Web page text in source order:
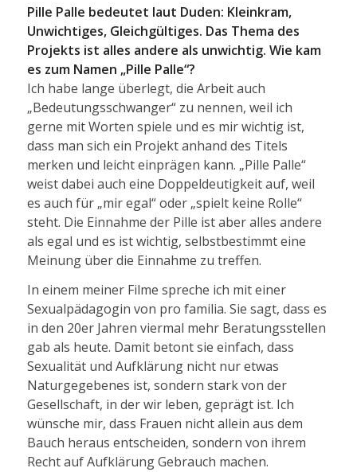
Pille Palle bedeutet laut Duden: Kleinkram,
Unwichtiges, Gleichgültiges. Das Thema des
Projekts ist alles andere als unwichtig. Wie kam
es zum Namen „Pille Palle“?
Ich habe lange überlegt, die Arbeit auch
„Bedeutungsschwanger“ zu nennen, weil ich
gerne mit Worten spiele und es mir wichtig ist,
dass man sich ein Projekt anhand des Titels
merken und leicht einprägen kann. „Pille Palle“
weist dabei auch eine Doppeldeutigkeit auf, weil
es auch für „mir egal“ oder „spielt keine Rolle“
steht. Die Einnahme der Pille ist aber alles andere
als egal und es ist wichtig, selbstbestimmt eine
Meinung über die Einnahme zu treffen.
In einem meiner Filme spreche ich mit einer
Sexualpädagogin von pro familia. Sie sagt, dass es
in den 20er Jahren viermal mehr Beratungsstellen
gab als heute. Damit betont sie einfach, dass
Sexualität und Aufklärung nicht nur etwas
Naturgegebenes ist, sondern stark von der
Gesellschaft, in der wir leben, geprägt ist. Ich
wünsche mir, dass Frauen nicht allein aus dem
Bauch heraus entscheiden, sondern von ihrem
Recht auf Aufklärung Gebrauch machen.